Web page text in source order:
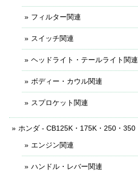
フィルター関連
スイッチ関連
ヘッドライト・テールライト関連
ボディー・カウル関連
スプロケット関連
ホンダ - CB125K・175K・250・350
エンジン関連
ハンドル・レバー関連